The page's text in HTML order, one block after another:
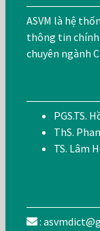
ASVM là hệ
thông tin chính
chuyên ngành
PGS.TS.
ThS.
TS. Lâm
: